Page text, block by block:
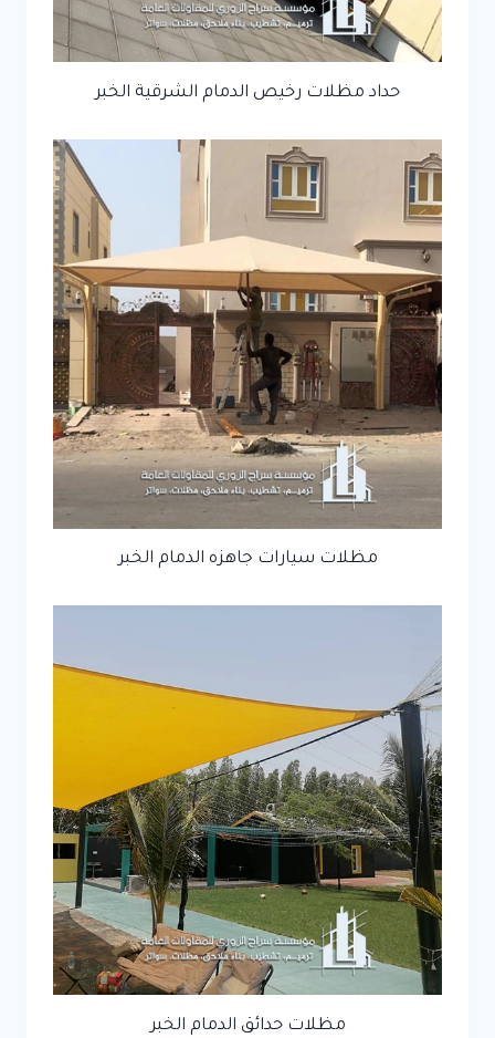
حداد مظلات رخيص الدمام الشرقية الخبر
مظلات سيارات جاهزه الدمام الخبر
مظلات حدائق الدمام الخبر